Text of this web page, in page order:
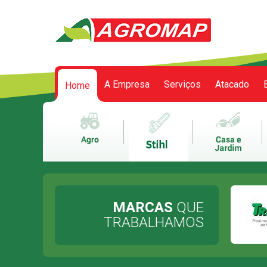
Home A Empresa Serviços Atacado
MARCAS QUE
TRABALHAMOS